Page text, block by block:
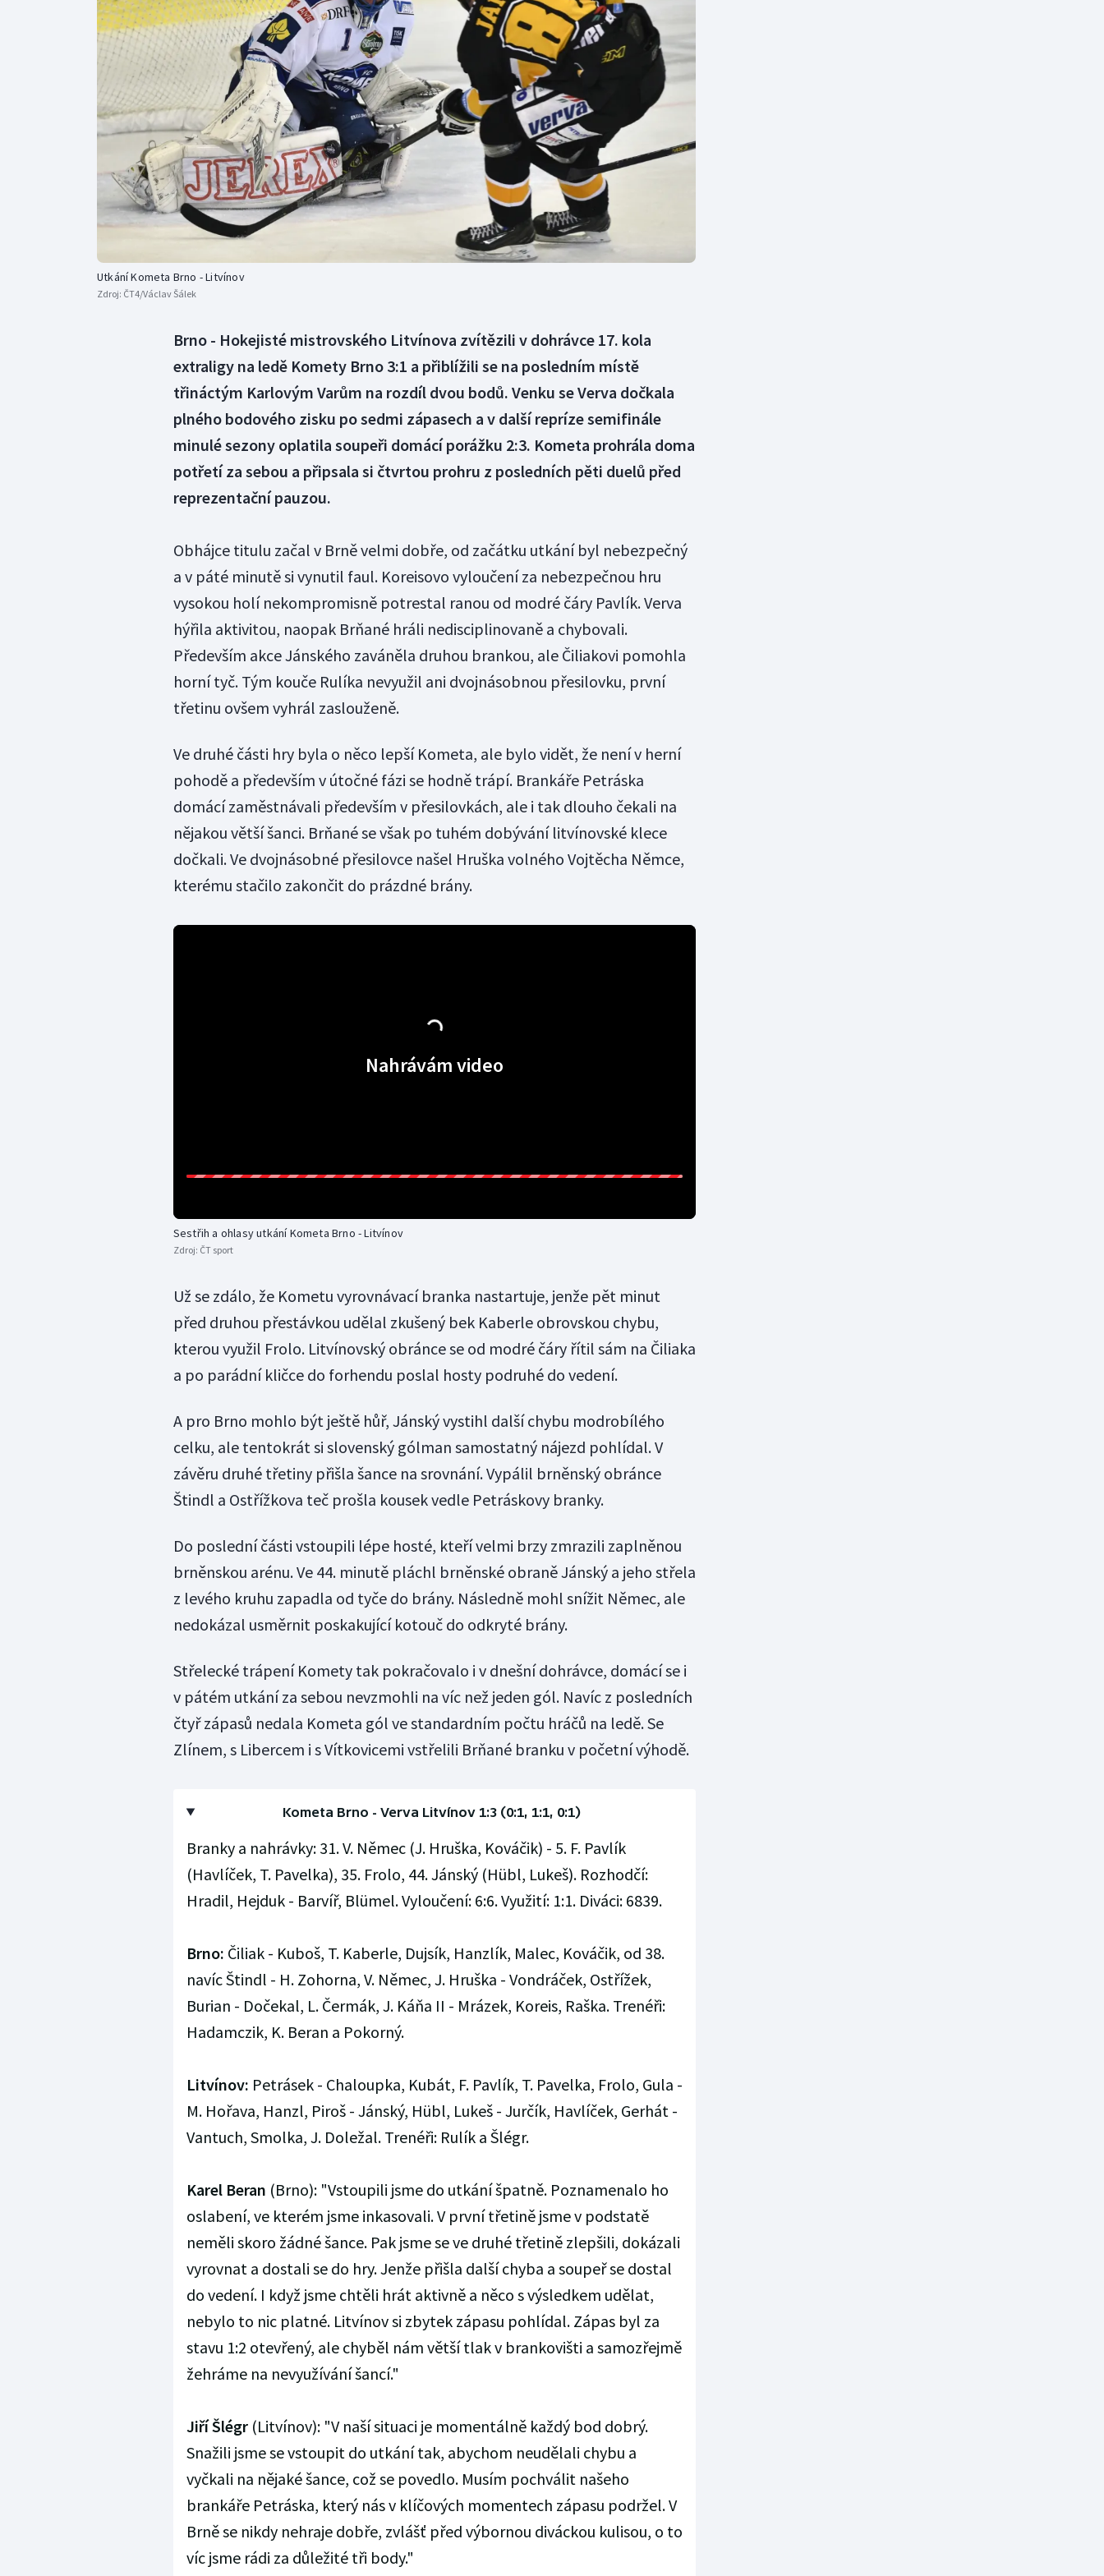
Curling
Dostihy
Florbal
Futsal
Golf
Gymnastika
Moderní pětiboj
Motorsport
Olympijské hry
Parasport
Plážový volejbal
Triatlon
Veslování
Vodní slalom
Volejbal
Ostatní
Utkání Kometa Brno - Litvínov
Zdroj: ČT4/Václav Šálek
Brno - Hokejisté mistrovského Litvínova zvítězili v dohrávce 17. kola
extraligy na ledě Komety Brno 3:1 a přiblížili se na posledním místě
třináctým Karlovým Varům na rozdíl dvou bodů. Venku se Verva dočkala
plného bodového zisku po sedmi zápasech a v další repríze semifinále
minulé sezony oplatila soupeři domácí porážku 2:3. Kometa prohrála doma
potřetí za sebou a připsala si čtvrtou prohru z posledních pěti duelů před
reprezentační pauzou.
Obhájce titulu začal v Brně velmi dobře, od začátku utkání byl nebezpečný
a v páté minutě si vynutil faul. Koreisovo vyloučení za nebezpečnou hru
vysokou holí nekompromisně potrestal ranou od modré čáry Pavlík. Verva
hýřila aktivitou, naopak Brňané hráli nedisciplinovaně a chybovali.
Především akce Jánského zaváněla druhou brankou, ale Čiliakovi pomohla
horní tyč. Tým kouče Rulíka nevyužil ani dvojnásobnou přesilovku, první
třetinu ovšem vyhrál zaslouženě.
Ve druhé části hry byla o něco lepší Kometa, ale bylo vidět, že není v herní
pohodě a především v útočné fázi se hodně trápí. Brankáře Petráska
domácí zaměstnávali především v přesilovkách, ale i tak dlouho čekali na
nějakou větší šanci. Brňané se však po tuhém dobývání litvínovské klece
dočkali. Ve dvojnásobné přesilovce našel Hruška volného Vojtěcha Němce,
kterému stačilo zakončit do prázdné brány.
Nahrávám video
Sestřih a ohlasy utkání Kometa Brno - Litvínov
Zdroj: ČT sport
Už se zdálo, že Kometu vyrovnávací branka nastartuje, jenže pět minut
před druhou přestávkou udělal zkušený bek Kaberle obrovskou chybu,
kterou využil Frolo. Litvínovský obránce se od modré čáry řítil sám na Čiliaka
a po parádní kličce do forhendu poslal hosty podruhé do vedení.
A pro Brno mohlo být ještě hůř, Jánský vystihl další chybu modrobílého
celku, ale tentokrát si slovenský gólman samostatný nájezd pohlídal. V
závěru druhé třetiny přišla šance na srovnání. Vypálil brněnský obránce
Štindl a Ostřížkova teč prošla kousek vedle Petráskovy branky.
Do poslední části vstoupili lépe hosté, kteří velmi brzy zmrazili zaplněnou
brněnskou arénu. Ve 44. minutě pláchl brněnské obraně Jánský a jeho střela
z levého kruhu zapadla od tyče do brány. Následně mohl snížit Němec, ale
nedokázal usměrnit poskakující kotouč do odkryté brány.
Střelecké trápení Komety tak pokračovalo i v dnešní dohrávce, domácí se i
v pátém utkání za sebou nevzmohli na víc než jeden gól. Navíc z posledních
čtyř zápasů nedala Kometa gól ve standardním počtu hráčů na ledě. Se
Zlínem, s Libercem i s Vítkovicemi vstřelili Brňané branku v početní výhodě.
Kometa Brno - Verva Litvínov 1:3 (0:1, 1:1, 0:1)
Branky a nahrávky: 31. V. Němec (J. Hruška, Kováčik) - 5. F. Pavlík
(Havlíček, T. Pavelka), 35. Frolo, 44. Jánský (Hübl, Lukeš). Rozhodčí:
Hradil, Hejduk - Barvíř, Blümel. Vyloučení: 6:6. Využití: 1:1. Diváci: 6839.
Brno: Čiliak - Kuboš, T. Kaberle, Dujsík, Hanzlík, Malec, Kováčik, od 38.
navíc Štindl - H. Zohorna, V. Němec, J. Hruška - Vondráček, Ostřížek,
Burian - Dočekal, L. Čermák, J. Káňa II - Mrázek, Koreis, Raška. Trenéři:
Hadamczik, K. Beran a Pokorný.
Litvínov: Petrásek - Chaloupka, Kubát, F. Pavlík, T. Pavelka, Frolo, Gula -
M. Hořava, Hanzl, Piroš - Jánský, Hübl, Lukeš - Jurčík, Havlíček, Gerhát -
Vantuch, Smolka, J. Doležal. Trenéři: Rulík a Šlégr.
Karel Beran (Brno): "Vstoupili jsme do utkání špatně. Poznamenalo ho
oslabení, ve kterém jsme inkasovali. V první třetině jsme v podstatě
neměli skoro žádné šance. Pak jsme se ve druhé třetině zlepšili, dokázali
vyrovnat a dostali se do hry. Jenže přišla další chyba a soupeř se dostal
do vedení. I když jsme chtěli hrát aktivně a něco s výsledkem udělat,
nebylo to nic platné. Litvínov si zbytek zápasu pohlídal. Zápas byl za
stavu 1:2 otevřený, ale chyběl nám větší tlak v brankovišti a samozřejmě
žehráme na nevyužívání šancí."
Jiří Šlégr(Litvínov): "V naší situaci je momentálně každý bod dobrý.
Snažili jsme se vstoupit do utkání tak, abychom neudělali chybu a
vyčkali na nějaké šance, což se povedlo. Musím pochválit našeho
brankáře Petráska, který nás v klíčových momentech zápasu podržel. V
Brně se nikdy nehraje dobře, zvlášť před výbornou diváckou kulisou, o to
víc jsme rádi za důležité tři body."